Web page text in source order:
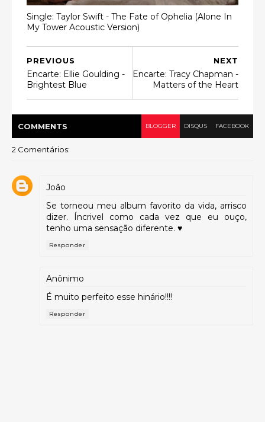
Single: Taylor Swift - The Fate of Ophelia (Alone In
My Tower Acoustic Version)
NEXT
Encarte: Tracy Chapman -
Matters of the Heart
PREVIOUS
Encarte: Ellie Goulding ‎-
Brightest Blue
COMMENTS BLOGGER DISQUS FACEBOOK
2 Comentários:
João
Se torneou meu album favorito da vida, arrisco
dizer. Íncrivel como cada vez que eu ouço,
tenho uma sensação diferente. ♥
Responder
Anônimo
É muito perfeito esse hinário!!!!
Responder